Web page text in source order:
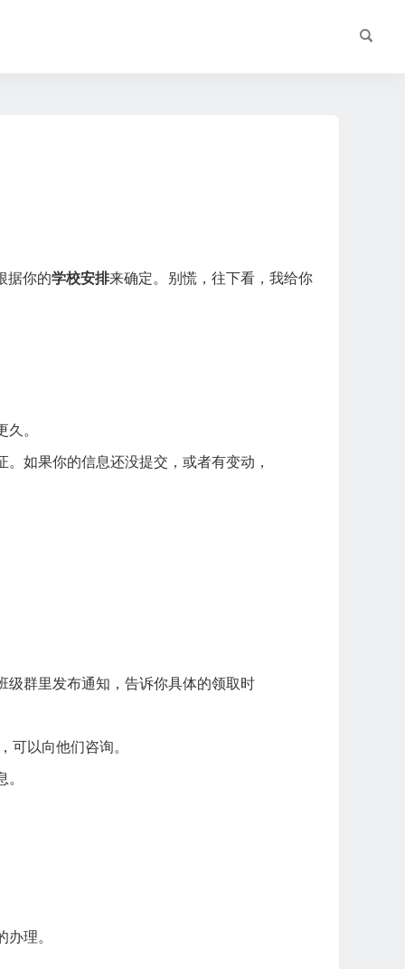
据你的学校安排来确定。别慌，往下看，我给你
。
如果你的信息还没提交，或者有变动，
群里发布通知，告诉你具体的领取时
可以向他们咨询。
理。